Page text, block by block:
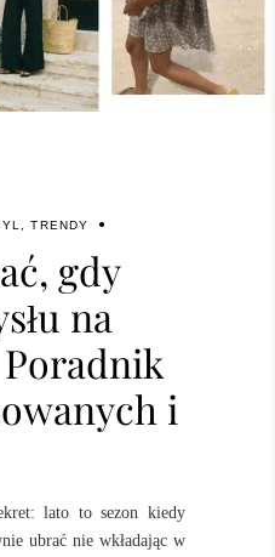
,TRENDY
gdy
na
i
lato to sezon kiedy
ubrać nie wkładając w